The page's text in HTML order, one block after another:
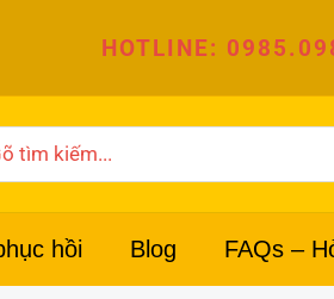
HOTLINE:
hồi Blog FAQs –